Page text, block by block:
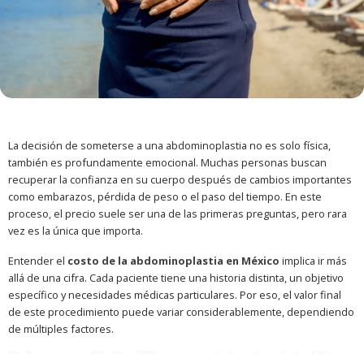
La decisión de someterse a una abdominoplastia no es solo física,
también es profundamente emocional. Muchas personas buscan
recuperar la confianza en su cuerpo después de cambios importantes
como embarazos, pérdida de peso o el paso del tiempo. En este
proceso, el precio suele ser una de las primeras preguntas, pero rara
vez es la única que importa.
Entender el costo de la abdominoplastia en México implica ir más
allá de una cifra. Cada paciente tiene una historia distinta, un objetivo
específico y necesidades médicas particulares. Por eso, el valor final
de este procedimiento puede variar considerablemente, dependiendo
de múltiples factores.